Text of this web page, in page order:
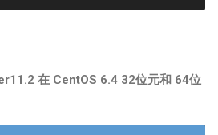
在 CentOS 6.4 32位元和 64位